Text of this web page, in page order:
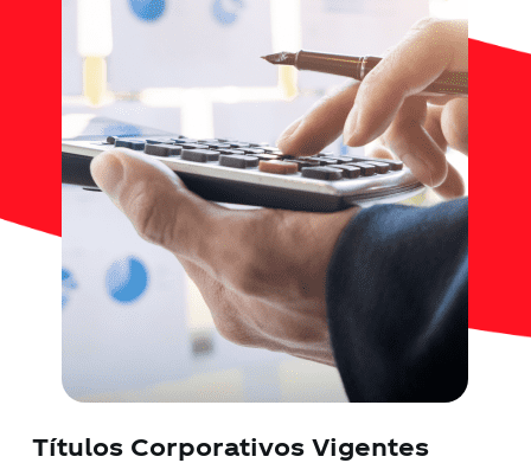
Notícias
Trabalhe Conosco
Documentos de interesse
Títulos Corporativos Vigentes